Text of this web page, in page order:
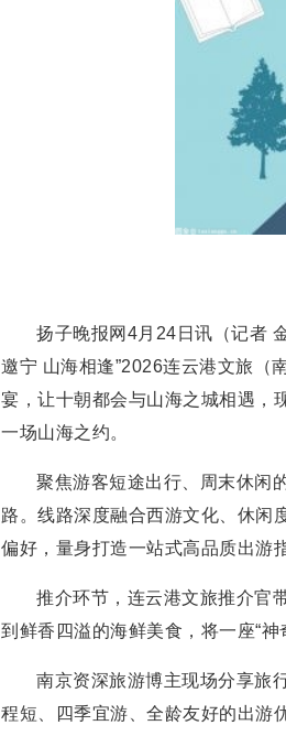
扬子晚报网4月24日讯（记者
邀宁 山海相逢”2026连云港文旅（
宴，让十朝都会与山海之城相遇，
一场山海之约。
聚焦游客短途出行、周末休闲
路。线路深度融合西游文化、休闲
偏好，量身打造一站式高品质出游
推介环节，连云港文旅推介官
到鲜香四溢的海鲜美食，将一座“神
南京资深旅游博主现场分享旅
程短、四季宜游、全龄友好的出游